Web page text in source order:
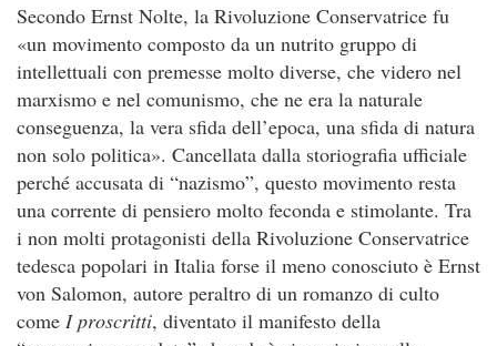
Secondo Ernst Nolte, la Rivoluzione Conservatrice fu
«un movimento composto da un nutrito gruppo di
intellettuali con premesse molto diverse, che videro nel
marxismo e nel comunismo, che ne era la naturale
conseguenza, la vera sfida dell’epoca, una sfida di natura
non solo politica». Cancellata dalla storiografia ufficiale
perché accusata di “nazismo”, questo movimento resta
una corrente di pensiero molto feconda e stimolante. Tra
i non molti protagonisti della Rivoluzione Conservatrice
tedesca popolari in Italia forse il meno conosciuto è Ernst
von Salomon, autore peraltro di un romanzo di culto
come I proscritti, diventato il manifesto della